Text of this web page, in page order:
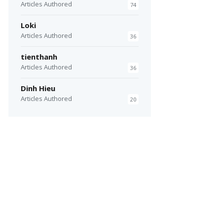
Articles Authored 74
Loki
Articles Authored 36
tienthanh
Articles Authored 36
Dinh Hieu
Articles Authored 20